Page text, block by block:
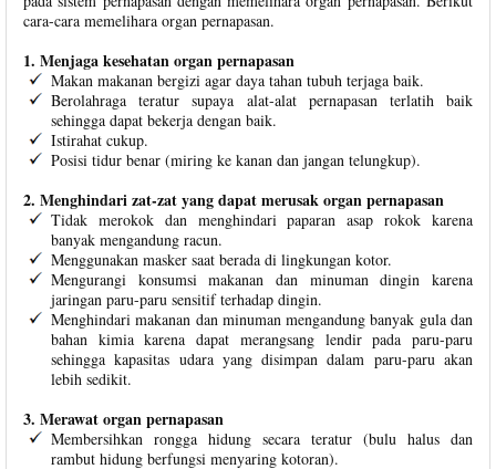
cara-cara memelihara organ pernapasan.
1. Menjaga kesehatan organ pernapasan
Makan makanan bergizi agar daya tahan tubuh terjaga baik.
Berolahraga teratur supaya alat-alat pernapasan terlatih baik
sehingga dapat bekerja dengan baik.
Istirahat cukup.
Posisi tidur benar (miring ke kanan dan jangan telungkup).
2. Menghindari zat-zat yang dapat merusak organ pernapasan
Tidak merokok dan menghindari paparan asap rokok karena
banyak mengandung racun.
Menggunakan masker saat berada di lingkungan kotor.
Mengurangi konsumsi makanan dan minuman dingin karena
jaringan paru-paru sensitif terhadap dingin.
Menghindari makanan dan minuman mengandung banyak gula dan
bahan kimia karena dapat merangsang lendir pada paru-paru
sehingga kapasitas udara yang disimpan dalam paru-paru akan
lebih sedikit.
3. Merawat organ pernapasan
Membersihkan rongga hidung secara teratur (bulu halus dan
rambut hidung berfungsi menyaring kotoran).